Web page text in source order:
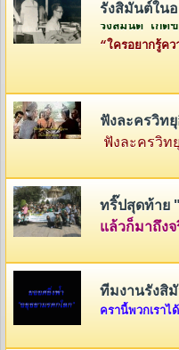
รังสิมันต์ใน
ฟังละครวิทยุอิงป
ทริ๊ปสุดท้าย
ทีมงานรังสิมันต์บุก